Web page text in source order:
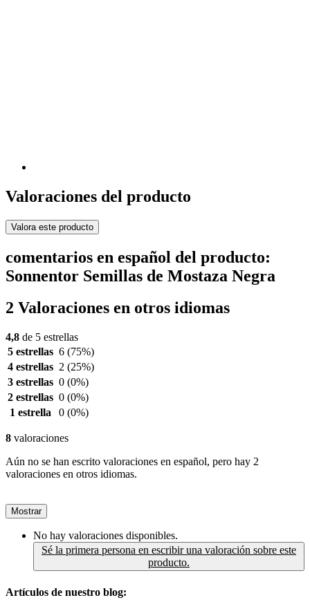
Valoraciones del producto
Valora este producto
comentarios en español del producto:
Sonnentor Semillas de Mostaza Negra
2 Valoraciones en otros idiomas
4,8 de 5 estrellas
5 estrellas 6 (75%)
4 estrellas 2 (25%)
3 estrellas 0 (0%)
2 estrellas 0 (0%)
1 estrella
0 (0%)
8 valoraciones
Aún no se han escrito valoraciones en español, pero hay 2
valoraciones en otros idiomas.
Mostrar
No hay valoraciones disponibles.
Sé la primera persona en escribir una valoración sobre este
producto.
Artículos de nuestro blog: